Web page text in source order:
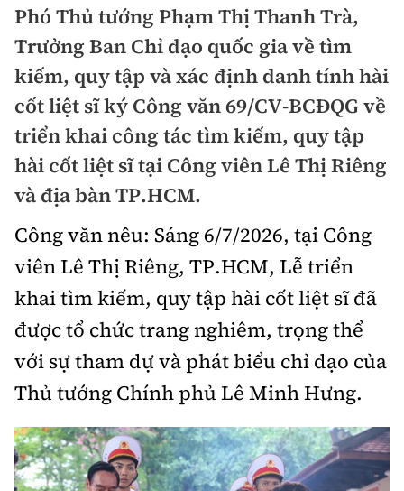
Chính trị
Xã hội
Chuyện dọc đường
Cải chính
Xây dựng
Chỉ đạo điều hành
Quy hoạch kiến trúc
Vật liệu xây dựng
Giám định chất lượng
Quản lý đô thị
Giao thông
Quản lý
Đường bộ
Hàng không
Đường sắt
Đăng kiểm
Đường sắt tốc độ cao
Đường thủy
Hàng hải
Đường sắt đô thị
Kinh tế
Thị trường
Chứng khoán
Bảo hiểm
Doanh nghiệp
Pháp luật
Thanh tra
An ninh hình sự
Pháp đình
Hỏi - Đáp
An toàn giao thông
Giao thông 24h
ATGT địa phương
Văn hóa giao thông
Chung tay vì ATGT
Chất lượng sống
Giáo dục
Y tế
Lao động - Công đoàn
Văn hóa - Giải Trí
Văn hóa
Showbiz
Điện ảnh
Thể thao
Bóng đá
Bình luận
Công nghệ
Phó Thủ tướng Phạm Thị Thanh Trà,
Trưởng Ban Chỉ đạo quốc gia về tìm
kiếm, quy tập và xác định danh tính hài
cốt liệt sĩ ký Công văn 69/CV-BCĐQG về
triển khai công tác tìm kiếm, quy tập
hài cốt liệt sĩ tại Công viên Lê Thị Riêng
và địa bàn TP.HCM.
Công văn nêu: Sáng 6/7/2026, tại Công
viên Lê Thị Riêng, TP.HCM, Lễ triển
khai tìm kiếm, quy tập hài cốt liệt sĩ đã
được tổ chức trang nghiêm, trọng thể
với sự tham dự và phát biểu chỉ đạo của
Thủ tướng Chính phủ Lê Minh Hưng.